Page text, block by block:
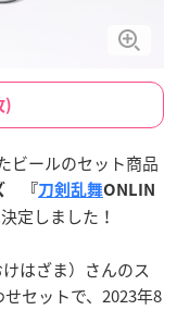
)
ビールのセット商品
『刀剣乱舞ONLIN
定しました！
はざま）さんのス
セットで、2023年8